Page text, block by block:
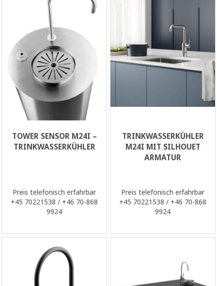
TOWER SENSOR M24I –
TRINKWASSERKÜHLER
Preis telefonisch erfahrbar
+45 70221538 / +46 70-868
9924
TRINKWASSERKÜHLER
M24I MIT SILHOUET
ARMATUR
Preis telefonisch erfahrbar
+45 70221538 / +46 70-868
9924